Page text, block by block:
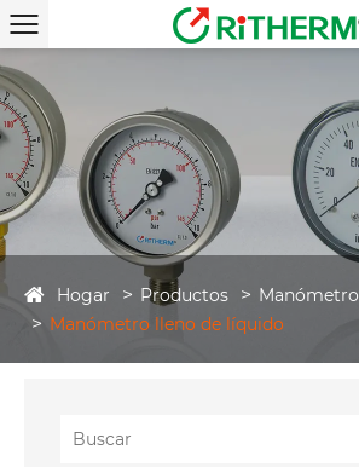
Hogar Productos
Manómetro
Manómetro lleno de líquido